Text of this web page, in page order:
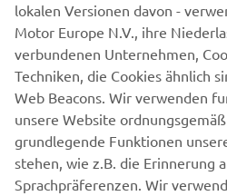
ZUM
TICKETSHOP
lokalen Versionen davon -
Motor Europe N.V., ihre
verbundenen Unternehmen,
Techniken, die Cookies ähnlich
Web Beacons. Wir verwenden
unsere Website
grundlegende Funktionen
stehen, wie z.B. die Erinnerung
Sprachpräferenzen. Wir